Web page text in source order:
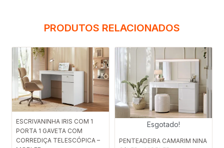
PRODUTOS RELACIONADOS
ESCRIVANINHA IRIS COM 1
PORTA 1 GAVETA COM
CORREDIÇA TELESCÓPICA –
Esgotado!
PENTEADEIRA CAMARIM NINA